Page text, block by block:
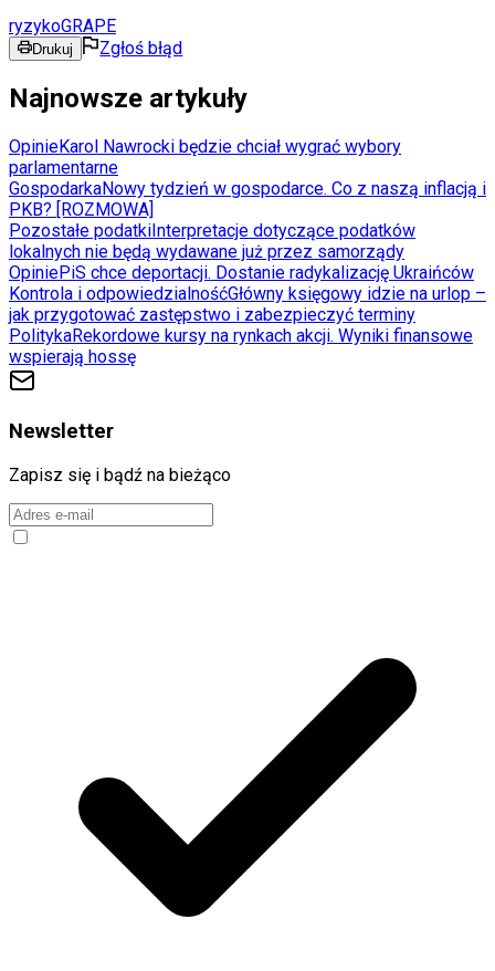
ryzykoGRAPE
Drukuj Zgłoś błąd
Najnowsze artykuły
OpinieKarol Nawrocki będzie chciał wygrać wybory
parlamentarne
GospodarkaNowy tydzień w gospodarce. Co z naszą inflacją i
PKB? [ROZMOWA]
Pozostałe podatki Interpretacje dotyczące podatków
lokalnych nie będą wydawane już przez samorządy
OpiniePiS chce deportacji. Dostanie radykalizację Ukraińców
Kontrola i odpowiedzialnośćGłówny księgowy idzie na urlop –
jak przygotować zastępstwo i zabezpieczyć terminy
PolitykaRekordowe kursy na rynkach akcji. Wyniki finansowe
wspierają hossę
Newsletter
Zapisz się i bądź na bieżąco